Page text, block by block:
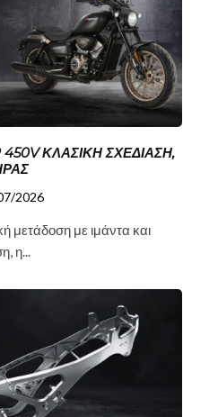
450V ΚΛΑΣΙΚΉ ΣΧΕΔΊΑΣΗ,
2026
μετάδοση με ιμάντα και
η...